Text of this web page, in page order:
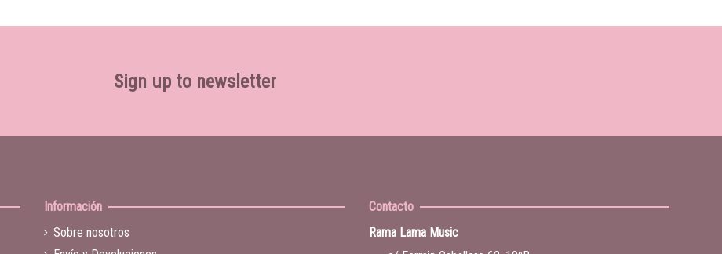
Sign up to newsletter
Información
Sobre nosotros
Contacto
Rama Lama Music